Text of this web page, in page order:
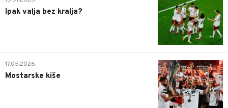
Ipak valja bez kralja?
0
17.05.2026.
Mostarske kiše